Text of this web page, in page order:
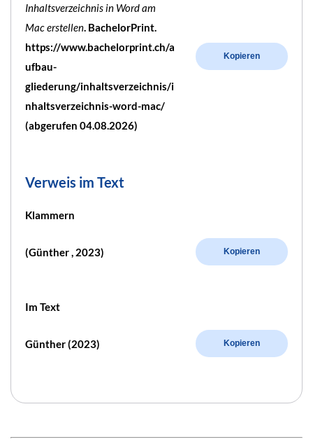
Inhaltsverzeichnis in Word am
Mac erstellen . BachelorPrint.
https://www.bachelorprint.ch/a
ufbau-
gliederung/inhaltsverzeichnis/i
nhaltsverzeichnis-word-mac/
(abgerufen 04.08.2026)
Kopieren
Verweis im Text
Klammern
(Günther , 2023) Kopieren
Im Text
Günther (2023) Kopieren